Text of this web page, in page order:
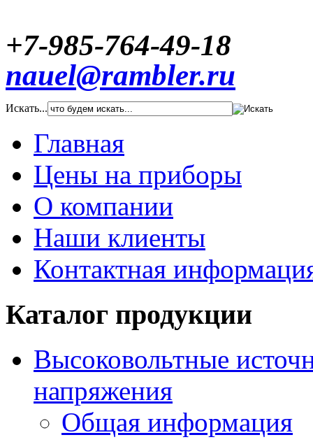
+7-985-764-49-18
nauel@rambler.ru
Искать...
Главная
Цены на приборы
О компании
Наши клиенты
Контактная
Каталог продукции
Высоковольтные
напряжения
Общая информация